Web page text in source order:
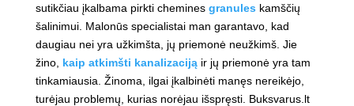
sutikčiau įkalbama pirkti chemines granules kamščių
šalinimui. Malonūs specialistai man garantavo, kad
daugiau nei yra užkimšta, jų priemonė neužkimš. Jie
žino, kaip atkimšti kanalizacijąir jų priemonė yra tam
tinkamiausia. Žinoma, ilgai įkalbinėti manęs nereikėjo,
turėjau problemų, kurias norėjau išspręsti. Buksvarus.lt